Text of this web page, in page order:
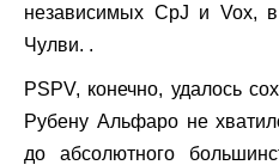
независимых CpJ и Vox,
Чулви. .
PSPV, конечно, удалось
Рубену Альфаро не
до абсолютного